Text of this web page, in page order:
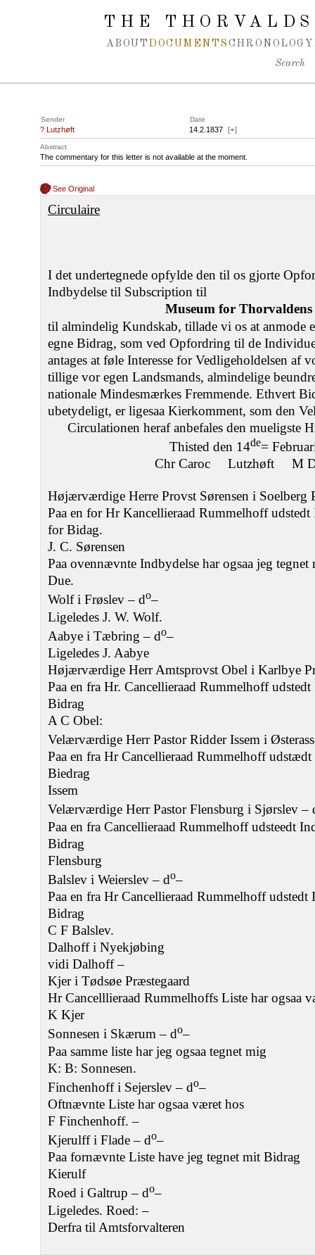
Spring navigation over
THE
ABOUT DOCUMENTS CHRONOLOGY
Search
Sender Date
? Lutzhøft 14.2.1837 [+]
Abstract
The commentary for this letter is not available at the moment.
See Original
Circulaire
I det undertegnede opfylde den til os gjorte
Indbydelse til Subscription til
Museum for
til almindelig Kundskab, tillade vi os at anmode
egne Bidrag, som ved Opfordring til de
antages at føle Interesse for Vedligeholdelsen af
tillige vor egen Landsmands, almindelige
nationale Mindesmærkes Fremmende. Ethvert
ubetydeligt, er ligesaa Kierkomment, som den
Circulationen heraf anbefales den mueligste
Thisted den 14de=
Chr Caroc Lutzhøft M
Højærværdige Herre Provst Sørensen i Soelberg
Paa en for Hr Kancellieraad Rummelhoff
for Bidag.
J. C. Sørensen
Paa ovennævnte Indbydelse har ogsaa jeg tegnet
Due.
Wolf i Frøslev – do–
Ligeledes J. W. Wolf.
Aabye i Tæbring – do–
Ligeledes J. Aabye
Højærværdige Herr Amtsprovst Obel i Karlbye
Paa en fra Hr. Cancellieraad Rummelhoff
Bidrag
A C Obel:
Velærværdige Herr Pastor Ridder Issem i
Paa en fra Hr Cancellieraad Rummelhoff
Biedrag
Issem
Velærværdige Herr Pastor Flensburg i Sjørslev –
Paa en fra Cancellieraad Rummelhoff udsteedt
Bidrag
Flensburg
Balslev i Weierslev – do–
Paa en fra Hr Cancellieraad Rummelhoff
Bidrag
C F Balslev.
Dalhoff i Nyekjøbing
vidi Dalhoff –
Kjer i Tødsøe Præstegaard
Hr Cancelllieraad Rummelhoffs Liste har ogsaa
K Kjer
Sonnesen i Skærum – do–
Paa samme liste har jeg ogsaa tegnet mig
K: B: Sonnesen.
Finchenhoff i Sejerslev – do–
Oftnævnte Liste har ogsaa været hos
F Finchenhoff. –
Kjerulff i Flade – do–
Paa fornævnte Liste have jeg tegnet mit Bidrag
Kierulf
Roed i Galtrup – do–
Ligeledes. Roed: –
Derfra til Amtsforvalteren